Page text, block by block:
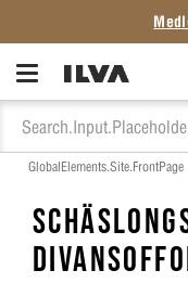
GlobalElements.Site.FrontPage